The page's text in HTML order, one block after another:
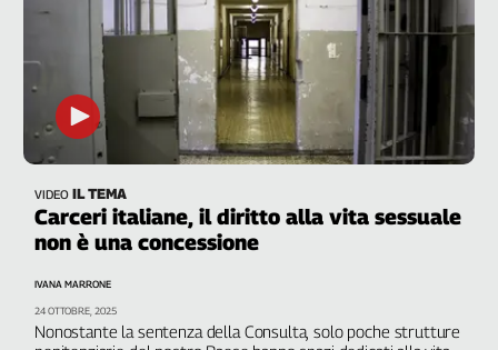
VIDEO IL TEMA
Carceri italiane, il diritto alla vita sessuale
non è una concessione
Nonostante la sentenza della Consulta, solo poche strutture
IVANA MARRONE
24 OTTOBRE, 2025